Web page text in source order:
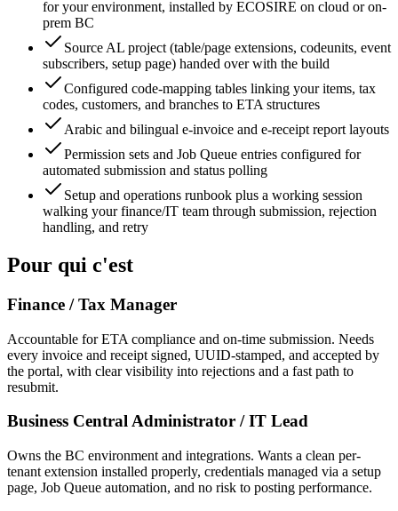
for your environment, installed by ECOSIRE on cloud or on-
prem BC
Source AL project (table/page extensions, codeunits, event
subscribers, setup page) handed over with the build
Configured code-mapping tables linking your items, tax
codes, customers, and branches to ETA structures
Arabic and bilingual e-invoice and e-receipt report layouts
Permission sets and Job Queue entries configured for
automated submission and status polling
Setup and operations runbook plus a working session
walking your finance/IT team through submission, rejection
handling, and retry
Pour qui c'est
Finance / Tax Manager
Accountable for ETA compliance and on-time submission. Needs
every invoice and receipt signed, UUID-stamped, and accepted by
the portal, with clear visibility into rejections and a fast path to
resubmit.
Business Central Administrator / IT Lead
Owns the BC environment and integrations. Wants a clean per-
tenant extension installed properly, credentials managed via a setup
page, Job Queue automation, and no risk to posting performance.